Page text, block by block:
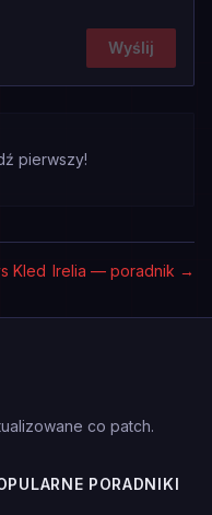
Wyślij
pierwszy!
Kled Irelia — poradnik →
co patch.
PORADNIKI